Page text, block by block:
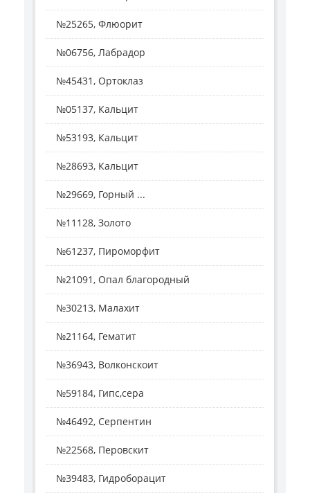
№25265, Флюорит
№06756, Лабрадор
№45431, Ортоклаз
№05137, Кальцит
№53193, Кальцит
№28693, Кальцит
№29669, Горный ...
№11128, Золото
№61237, Пироморфит
№21091, Опал благородный
№30213, Малахит
№21164, Гематит
№36943, Волконскоит
№59184, Гипс,сера
№46492, Серпентин
№22568, Перовскит
№39483, Гидроборацит